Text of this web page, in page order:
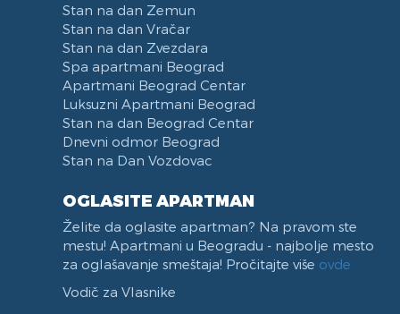
Stan na dan Zemun
Stan na dan Vračar
Stan na dan Zvezdara
Spa apartmani Beograd
Apartmani Beograd Centar
Luksuzni Apartmani Beograd
Stan na dan Beograd Centar
Dnevni odmor Beograd
Stan na Dan Vozdovac
OGLASITE APARTMAN
Želite da oglasite apartman? Na pravom ste
mestu! Apartmani u Beogradu - najbolje mesto
za oglašavanje smeštaja! Pročitajte više ovde
Vodič za Vlasnike